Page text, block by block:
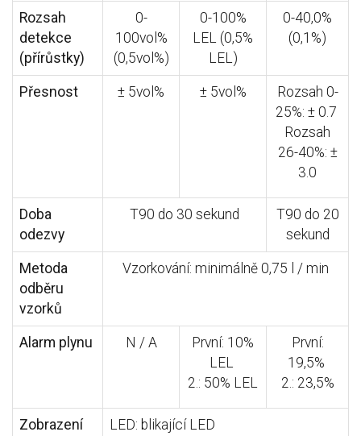
Rozsah
detekce
(přírůstky)
0-
100vol%
(0,5vol%)
0-100%
LEL (0,5%
LEL)
0-40,0%
(0,1%)
Přesnost ± 5vol% ± 5vol%
Rozsah 0-
25%: ± 0.7
Rozsah
26-40%: ±
3.0
Doba
odezvy
T90 do 30 sekund
T90 do 20
sekund
Metoda
odběru
vzorků
Vzorkování: minimálně 0,75 l / min
Alarm plynu N / A
První: 10%
LEL
2.: 50% LEL
První:
19,5%
2.: 23,5%
Zobrazení
LED: blikající LED